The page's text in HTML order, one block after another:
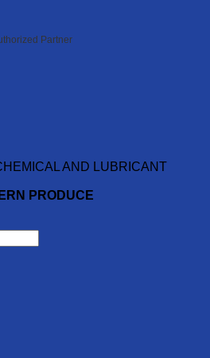
Partner
AND LUBRICANT
PRODUCE